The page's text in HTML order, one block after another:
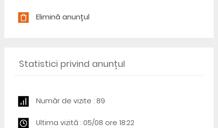
Elimină anunțul
Statistici privind anunțul
Număr de vizite : 89
Ultima vizită : 05/08 ore 18:22